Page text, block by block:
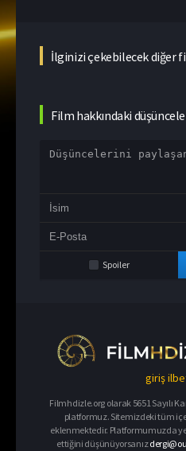
İlginizi çekebilecek diğer
Film hakkındaki
Spoiler
giriş
Filmhdizle.org olarak 5651 Sayılı
platformuz. Sitemizdeki tüm
eklenmektedir. Platformumuzda
ettiğini düşünüyorsanız